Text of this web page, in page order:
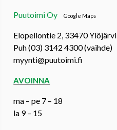
Puutoimi OyGoogle Maps
Elopellontie 2, 33470 Ylöjärvi
Puh (03) 3142 4300 (vaihde)
myynti@puutoimi.fi
AVOINNA
ma – pe 7 – 18
la 9 – 15